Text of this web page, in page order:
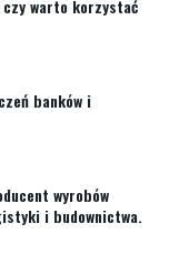
warto korzystać
banków i
wyrobów
i budownictwa.